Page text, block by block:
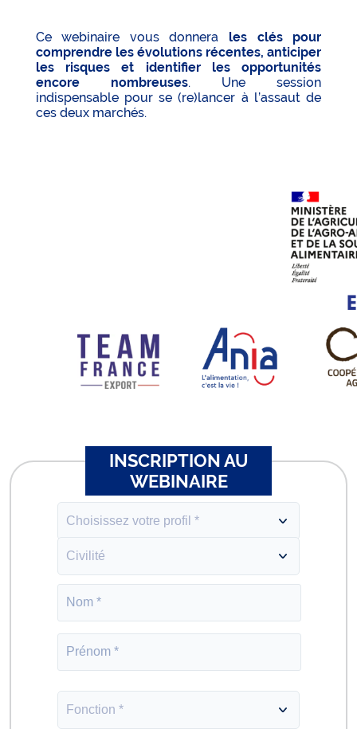
Ce webinaire vous donnera les clés pour
comprendre les évolutions récentes, anticiper
les risques et identifier les opportunités
encore nombreuses. Une session
indispensable pour se (re)lancer à l’assaut de
ces deux marchés.
INSCRIPTION AU
WEBINAIRE